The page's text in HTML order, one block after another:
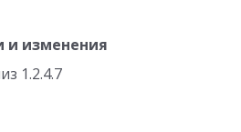
и изменения
1.2.4.7